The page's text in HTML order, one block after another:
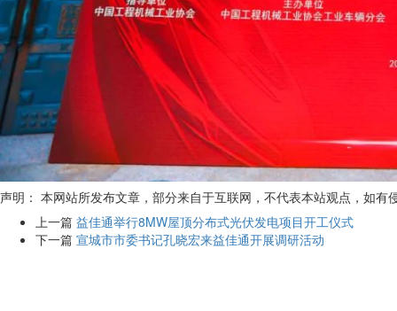
声明： 本网站所发布文章，部分来自于互联网，不代表本站观点，如有
上一篇 益佳通举行8MW屋顶分布式光伏发电项目开工仪式
下一篇 宣城市市委书记孔晓宏来益佳通开展调研活动